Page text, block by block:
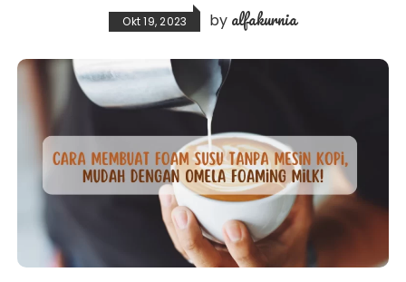
Okt 19, 2023 by alfakurnia